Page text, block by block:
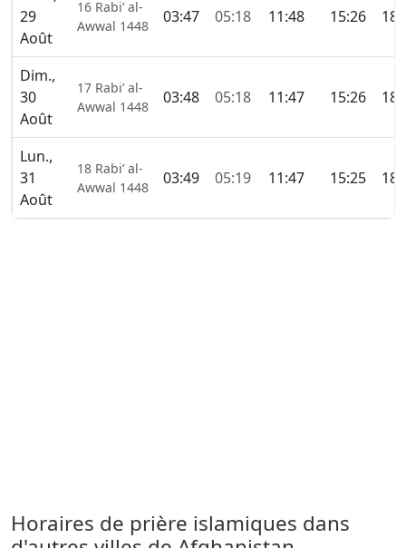
29
Août
16 Rabi’ al-
Awwal 1448
03:47 05:18 11:48 15:26
Dim.,
30
Août
17 Rabi’ al-
Awwal 1448
03:48 05:18 11:47 15:26
Lun.,
31
Août
18 Rabi’ al-
Awwal 1448
03:49 05:19 11:47 15:25
Horaires de prière islamiques dans